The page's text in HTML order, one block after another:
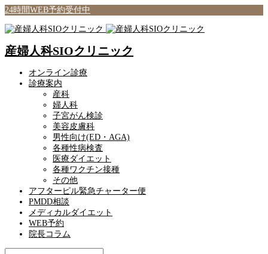
24時間WEB予約受付中
産婦人科SIOクリニック
オンライン診療
診療案内
産科
婦人科
子宮がん検診
美容皮膚科
男性向け(ED・AGA)
各種性病検査
医療ダイエット
各種ワクチン接種
その他
アフターピル緊急チャーター便
PMDD相談
メディカルダイエット
WEB予約
院長コラム